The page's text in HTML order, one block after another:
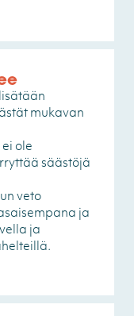
mukavan
ole
säästöjä
veto
ja
ja